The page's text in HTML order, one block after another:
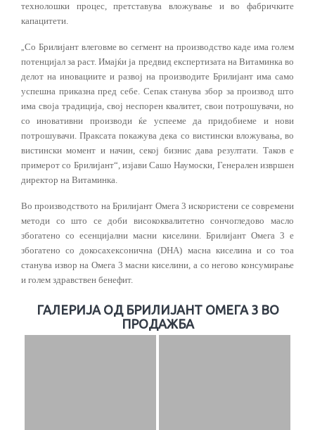
технолошки процес, претставува вложување и во фабричките
капацитети.
„Со Брилијант влеговме во сегмент на производство каде има голем
потенцијал за раст. Имајќи ја предвид експертизата на Витаминка во
делот на иновациите и развој на производите Брилијант има само
успешна приказна пред себе. Сепак станува збор за производ што
има своја традиција, свој неспорен квалитет, свои потрошувачи, но
со иновативни производи ќе успееме да придобиеме и нови
потрошувачи. Праксата покажува дека со вистински вложувања, во
вистински момент и начин, секој бизнис дава резултати. Таков е
примерот со Брилијант“, изјави Сашо Наумоски, Генерален извршен
директор на Витаминка.
Во производството на Брилијант Омега 3 искористени се современи
методи со што се доби висококвалитетно сончогледово масло
збогатено со есенцијални масни киселини. Брилијант Омега 3 е
збогатено со докосахексонична (DHA) масна киселина и со тоа
станува извор на Омега 3 масни киселини, а со негово консумирање
и голем здравствен бенефит.
ГАЛЕРИЈА ОД БРИЛИЈАНТ ОМЕГА 3 ВО
ПРОДАЖБА